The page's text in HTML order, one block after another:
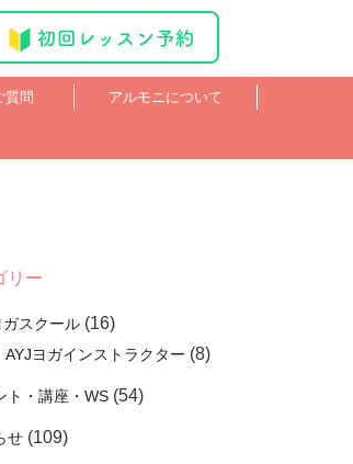
質問 アルモニについて
リー
ガスクール (16)
AYJヨガインストラクター (8)
ト・講座・WS (54)
せ (109)